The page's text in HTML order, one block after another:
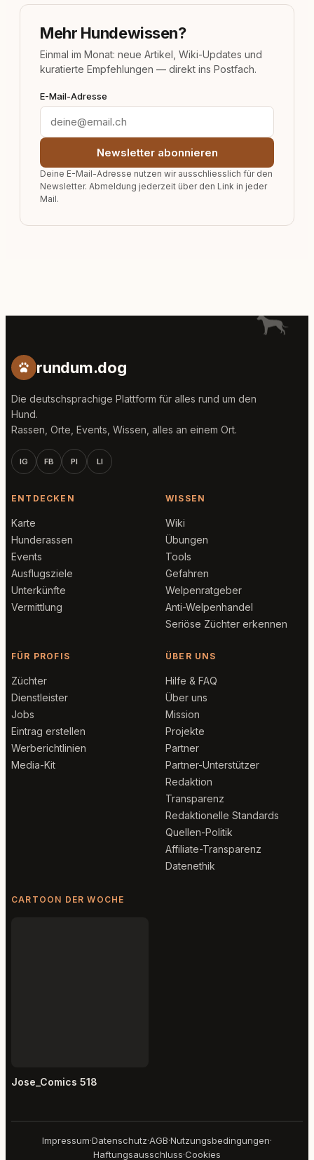
Mehr Hundewissen?
Einmal im Monat: neue Artikel, Wiki-Updates und
kuratierte Empfehlungen — direkt ins Postfach.
E-Mail-Adresse
Newsletter abonnieren
Deine E-Mail-Adresse nutzen wir ausschliesslich für den
Newsletter. Abmeldung jederzeit über den Link in jeder
Mail.
rundum.dog
Die deutschsprachige Plattform für alles rund um den
Hund.
Rassen, Orte, Events, Wissen, alles an einem Ort.
IG FB PI LI
ENTDECKEN
Karte
Hunderassen
Events
Ausflugsziele
Unterkünfte
Vermittlung
WISSEN
Wiki
Übungen
Tools
Gefahren
Welpenratgeber
Anti-Welpenhandel
Seriöse Züchter erkennen
FÜR PROFIS
Züchter
Dienstleister
Jobs
Eintrag erstellen
Werberichtlinien
Media-Kit
ÜBER UNS
Hilfe & FAQ
Über uns
Mission
Projekte
Partner
Partner-Unterstützer
Redaktion
Transparenz
Redaktionelle Standards
Quellen-Politik
Affiliate-Transparenz
Datenethik
CARTOON DER WOCHE
Jose_Comics 518
Impressum·Datenschutz·AGB·Nutzungsbedingungen·
Haftungsausschluss·Cookies